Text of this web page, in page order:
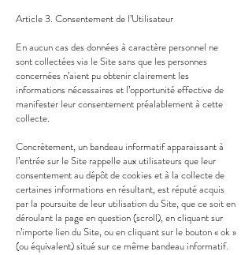
Article 3. Consentement de l’Utilisateur
En aucun cas des données à caractère personnel ne
sont collectées via le Site sans que les personnes
concernées n’aient pu obtenir clairement les
informations nécessaires et l’opportunité effective de
manifester leur consentement préalablement à cette
collecte.
Concrètement, un bandeau informatif apparaissant à
l’entrée sur le Site rappelle aux utilisateurs que leur
consentement au dépôt de cookies et à la collecte de
certaines informations en résultant, est réputé acquis
par la poursuite de leur utilisation du Site, que ce soit en
déroulant la page en question (scroll), en cliquant sur
n’importe lien du Site, ou en cliquant sur le bouton « ok »
(ou équivalent) situé sur ce même bandeau informatif.